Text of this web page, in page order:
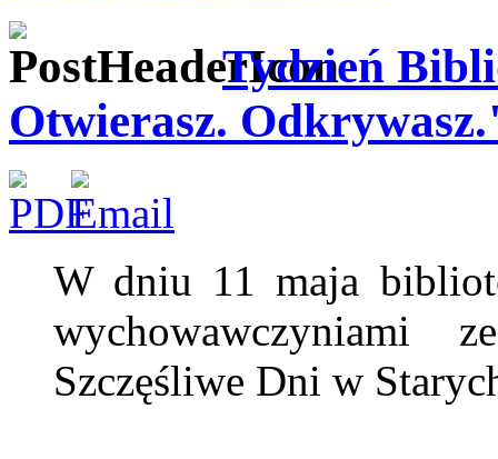
Tydzień
Otwierasz.
W dniu 11 maja
Szczęśliwe Dni w